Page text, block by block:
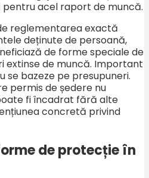
acel raport de muncă.
reglementarea exactă
deținute de persoană,
de forme speciale de
extinse de muncă. Important
se bazeze pe presupuneri.
permis de ședere nu
fi încadrat fără alte
concretă privind
de protecție în